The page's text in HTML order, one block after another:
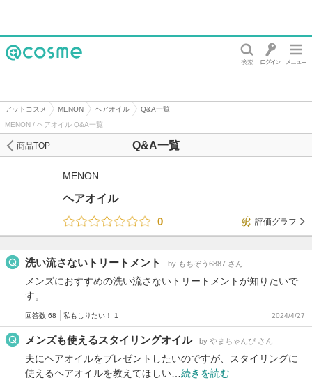
アットコスメ MENON ヘアオイル
Q&A一覧
MENON / ヘアオイル Q&A一覧
Q&A一覧
商品TOP
MENON
ヘアオイル
0
評価グラフ
洗い流さないトリートメント by もちぞう6887 さん
メンズにおすすめの洗い流さないトリートメントが知りたいで
す。
回答数 68 私もしりたい！ 1 2024/4/27
メンズも使えるスタイリングオイル by やまちゃんぴ さん
夫にヘアオイルをプレゼントしたいのですが、スタイリングに
使えるヘアオイルを教えてほしい… 続きを読む